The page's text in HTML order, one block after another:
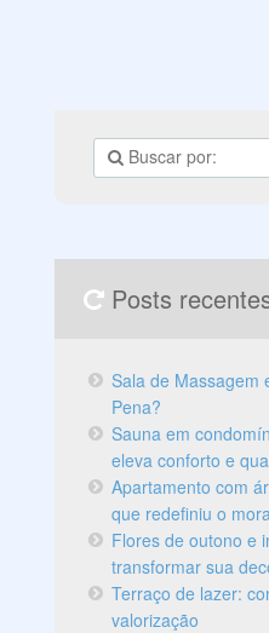
Posts
Sala de Massagem
Pena?
Sauna em
eleva conforto e
Apartamento com
que redefiniu o
Flores de outono e
transformar sua
Terraço de lazer:
valorização